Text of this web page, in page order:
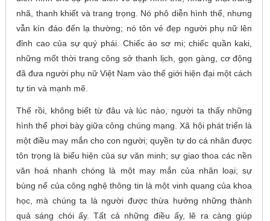
nhã, thanh khiết và trang trọng. Nó phô diễn hình thể, nhưng
vẫn kín đáo đến lạ thường; nó tôn vẻ đẹp người phụ nữ lên
đỉnh cao của sự quý phái. Chiếc áo sơ mi; chiếc quần kaki,
những mốt thời trang công sở thanh lịch, gọn gàng, cơ động
đã đưa người phụ nữ Việt Nam vào thế giới hiện đại một cách
tự tin và mạnh mẽ.
Thế rồi, không biết từ đâu và lúc nào, người ta thấy những
hình thể phơi bày giữa công chúng mạng. Xã hội phát triển là
một điều may mắn cho con người; quyền tự do cá nhân được
tôn trọng là biểu hiện của sự văn minh; sự giao thoa các nền
văn hoá nhanh chóng là một may mắn của nhân loại; sự
bùng nể của công nghệ thông tin là một vinh quang của khoa
học, mà chúng ta là người được thừa hưởng những thành
quả sáng chói ấy. Tất cả những điều ấy, lẽ ra càng giúp